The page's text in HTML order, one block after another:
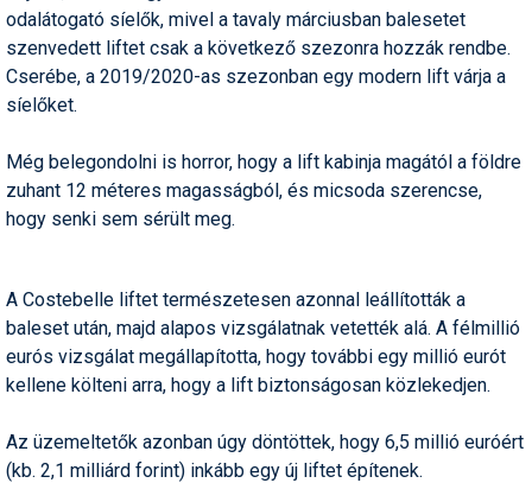
Humor
Hütte
Ingatlan
Interjúk
Játékok
Korcsolya
Könyvajánló
Munkavállalás
odalátogató síelők, mivel a tavaly márciusban balesetet
szenvedett liftet csak a következő szezonra hozzák rendbe.
Cserébe, a 2019/2020-as szezonban egy modern lift várja a
síelőket.
Még belegondolni is horror, hogy a lift kabinja magától a földre
zuhant 12 méteres magasságból, és micsoda szerencse,
hogy senki sem sérült meg.
A Costebelle liftet természetesen azonnal leállították a
baleset után, majd alapos vizsgálatnak vetették alá. A félmillió
eurós vizsgálat megállapította, hogy további egy millió eurót
kellene költeni arra, hogy a lift biztonságosan közlekedjen.
Az üzemeltetők azonban úgy döntöttek, hogy 6,5 millió euróért
(kb. 2,1 milliárd forint) inkább egy új liftet építenek.